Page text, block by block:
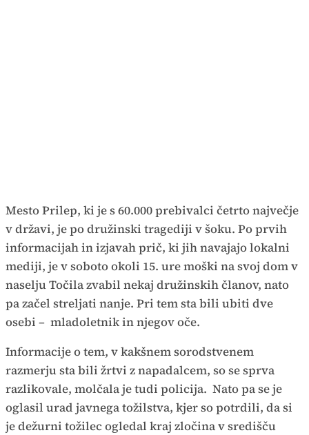
Mesto Prilep, ki je s 60.000 prebivalci četrto največje
v državi, je po družinski tragediji v šoku. Po prvih
informacijah in izjavah prič, ki jih navajajo lokalni
mediji, je v soboto okoli 15. ure moški na svoj dom v
naselju Točila zvabil nekaj družinskih članov, nato
pa začel streljati nanje. Pri tem sta bili ubiti dve
osebi – mladoletnik in njegov oče.
Informacije o tem, v kakšnem sorodstvenem
razmerju sta bili žrtvi z napadalcem, so se sprva
razlikovale, molčala je tudi policija. Nato pa se je
oglasil urad javnega tožilstva, kjer so potrdili, da si
je dežurni tožilec ogledal kraj zločina v središču